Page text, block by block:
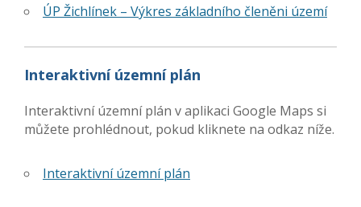
ÚP Žichlínek – Výkres základního členěni území
Interaktivní územní plán
Interaktivní územní plán v aplikaci Google Maps si
můžete prohlédnout, pokud kliknete na odkaz níže.
Interaktivní územní plán